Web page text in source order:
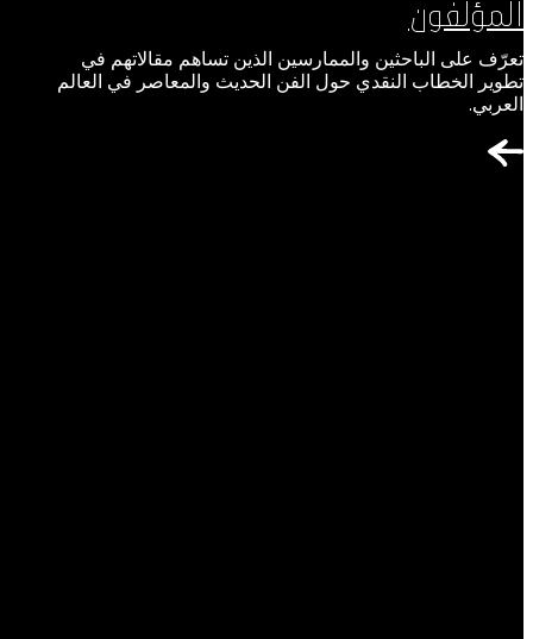
المؤلفون
تعرّف على الباحثين والممارسين الذين تساهم مقالاتهم في
تطوير الخطاب النقدي حول الفن الحديث والمعاصر في العالم
العربي.